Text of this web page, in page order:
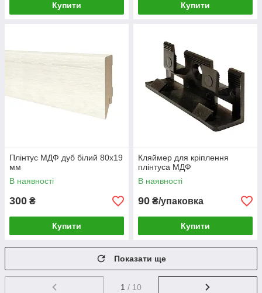
Купити Купити
Плінтус МДФ дуб білий 80х19
мм
В наявності
300 ₴
Купити
Кляймер для кріплення
плінтуса МДФ
В наявності
90 ₴/упаковка
Купити
Показати ще
1 / 10